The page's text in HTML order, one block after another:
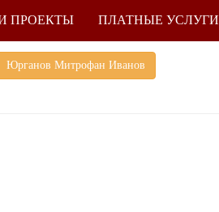
ПРОЕКТЫ ПЛАТНЫЕ УСЛУГИ
Юрганов Митрофан Иванов